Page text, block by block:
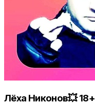
Лёха Никонов💥 18+